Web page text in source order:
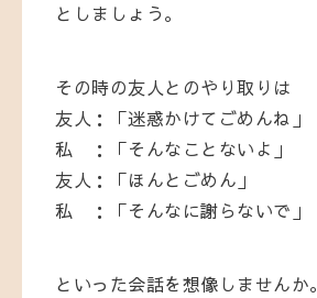
としましょう。
その時の友人とのやり取りは
友人：「迷惑かけてごめんね」
私 ：「そんなことないよ」
友人：「ほんとごめん」
私 ：「そんなに謝らないで」
といった会話を想像しませんか。